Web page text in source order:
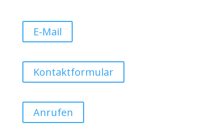
E-Mail
Kontaktformular
Anrufen